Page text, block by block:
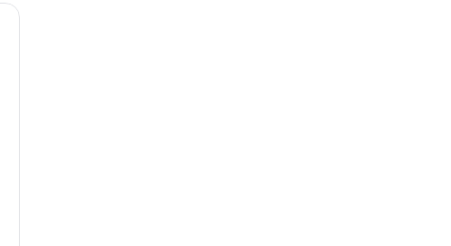
fából készült ágy, egy éjjeliszekrény, egy íróasztal székkkel, valamint egy nagy